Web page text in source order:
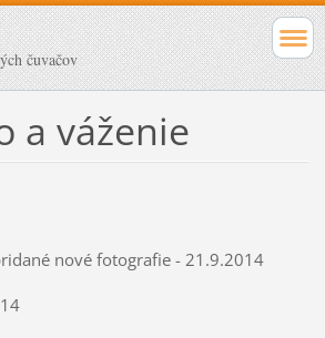
čuvačov
a váženie
nové fotografie - 21.9.2014